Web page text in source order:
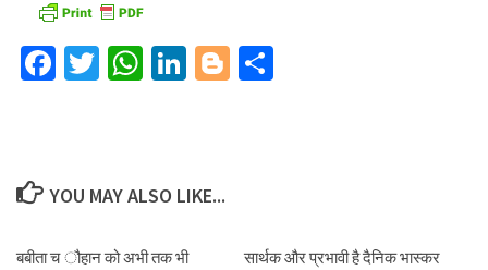
Facebook
TwitterWhatsApp
LinkedIn
Blogger
YOU MAY ALSO LIKE...
बबीता च ौहान को अभी तक भी
सार्थक और प्रभावी है दैनिक भास्कर